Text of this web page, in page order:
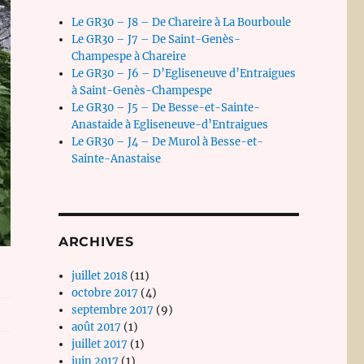
Le GR30 – J8 – De Chareire à La Bourboule
Le GR30 – J7 – De Saint-Genès-
Champespe à Chareire
Le GR30 – J6 – D’Egliseneuve d’Entraigues
à Saint-Genès-Champespe
Le GR30 – J5 – De Besse-et-Sainte-
Anastaide à Egliseneuve-d’Entraigues
Le GR30 – J4 – De Murol à Besse-et-
Sainte-Anastaise
ARCHIVES
juillet 2018 (11)
octobre 2017 (4)
septembre 2017 (9)
août 2017 (1)
juillet 2017 (1)